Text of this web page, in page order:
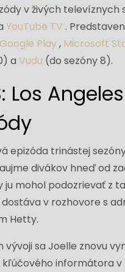
v živých televíznych
YouTube TV .
Google Play, Microsoft
aVudu (do sezóny 8).
Los
epizóda trinástej
divákov hneď od
ju mohol podozrievať z
v rozhovore s
Hetty.
vývoji sa Joelle znovu
informátora v